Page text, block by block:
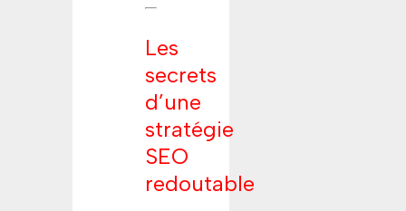
Les
secrets
d’une
stratégie
SEO
redoutable